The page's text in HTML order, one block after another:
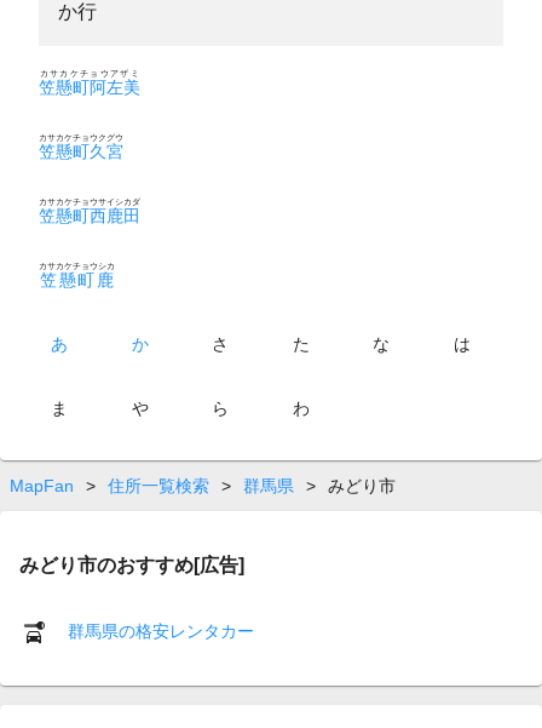
か行
笠懸町阿左美
カサカケチョウアザミ
笠懸町久宮
カサカケチョウクグウ
笠懸町西鹿田
カサカケチョウサイシカダ
笠懸町鹿
カサカケチョウシカ
あ か さ た な は
ま や ら わ
MapFan > 住所一覧検索 > 群馬県 > みどり市
みどり市のおすすめ[広告]
群馬県の格安レンタカー